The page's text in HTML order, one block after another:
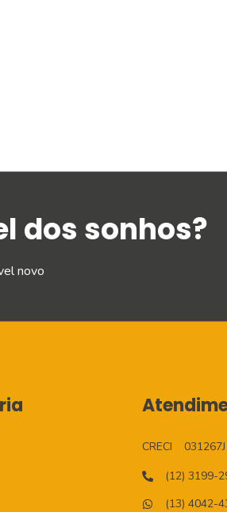
dos sonhos?
novo
CRECI
031267J
(12) 3199-
(13) 4042-